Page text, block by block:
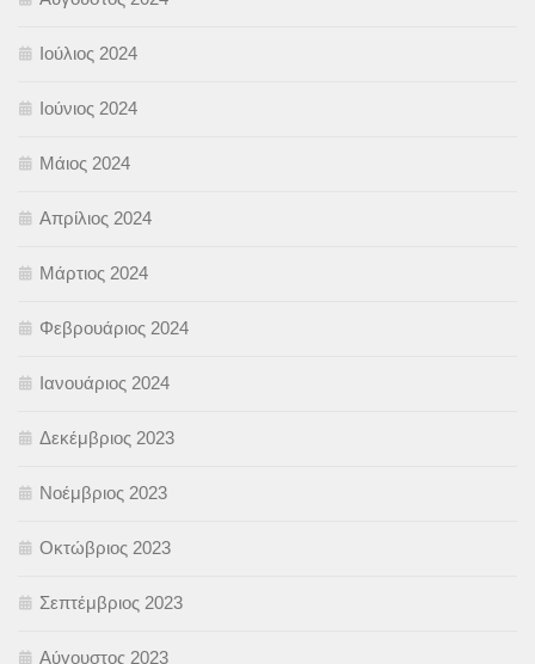
Ιούλιος 2024
Ιούνιος 2024
Μάιος 2024
Απρίλιος 2024
Μάρτιος 2024
Φεβρουάριος 2024
Ιανουάριος 2024
Δεκέμβριος 2023
Νοέμβριος 2023
Οκτώβριος 2023
Σεπτέμβριος 2023
Αύγουστος 2023